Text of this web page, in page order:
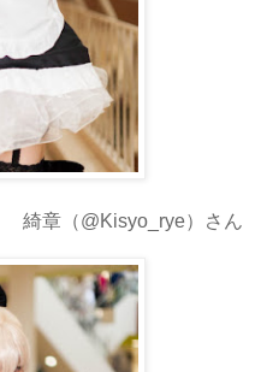
綺章（@Kisyo_rye）さん